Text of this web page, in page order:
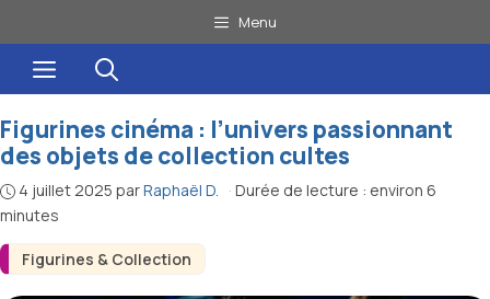
au
contenu
Menu
Menu
Figurines & Collection
Figurines cinéma : l’univers passionnant
des objets de collection cultes
4 juillet 2025 parRaphaël D. · Durée de lecture : environ 6
minutes